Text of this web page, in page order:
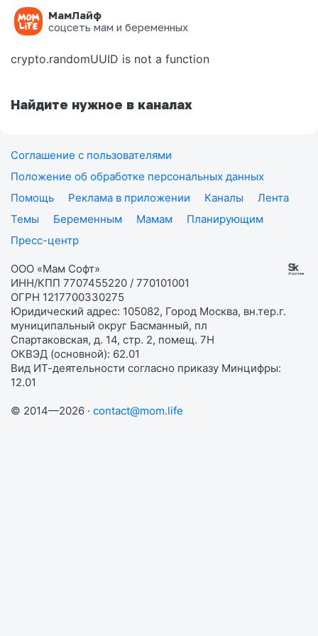
МамЛайф
соцсеть мам и беременных
Ошибка на странице
crypto.randomUUID is not a function
Найдите нужное в каналах
Соглашение с пользователями
Положение об обработке персональных данных
Помощь
Реклама в приложении Каналы
Лента
Темы
Беременным Мамам
Планирующим
Пресс-центр
ООО «Мам Софт»
ИНН/КПП 7707455220 / 770101001
ОГРН 1217700330275
Юридический адрес: 105082, Город Москва, вн.тер.г.
муниципальный округ Басманный, пл
Спартаковская, д. 14, стр. 2, помещ. 7Н
ОКВЭД (основной): 62.01
Вид ИТ-деятельности согласно приказу Минцифры:
12.01
© 2014—2026 · contact@mom.life